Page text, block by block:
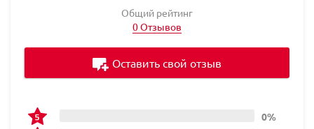
Общий рейтинг
0 Отзывов
0%
Оставить свой отзыв